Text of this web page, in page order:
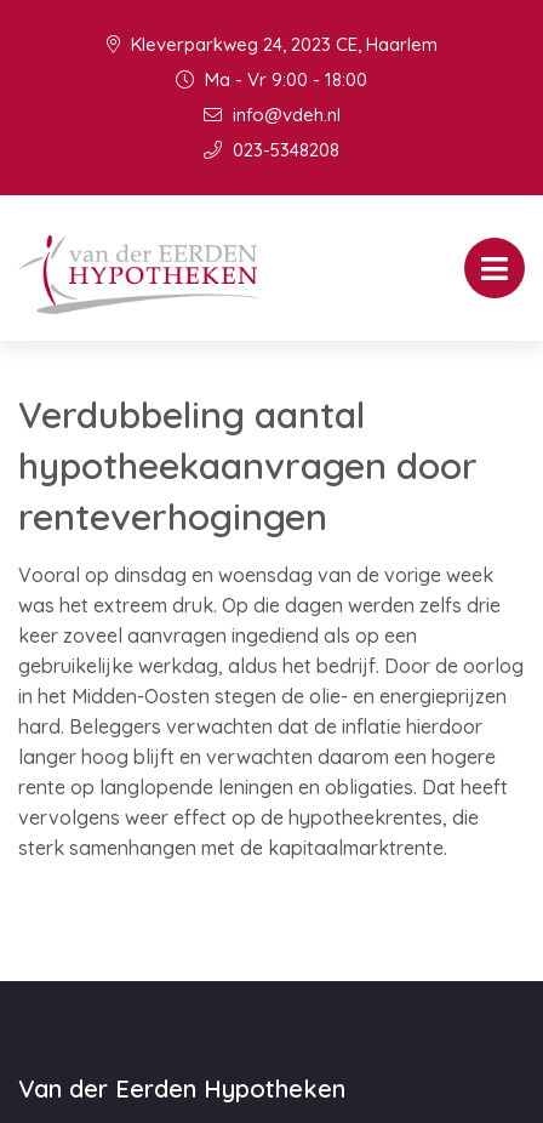
Kleverparkweg 24, 2023 CE, Haarlem
Ma - Vr 9:00 - 18:00
info@vdeh.nl
023-5348208
Verdubbeling aantal
hypotheekaanvragen door
renteverhogingen
Vooral op dinsdag en woensdag van de vorige week
was het extreem druk. Op die dagen werden zelfs drie
keer zoveel aanvragen ingediend als op een
gebruikelijke werkdag, aldus het bedrijf. Door de oorlog
in het Midden-Oosten stegen de olie- en energieprijzen
hard. Beleggers verwachten dat de inflatie hierdoor
langer hoog blijft en verwachten daarom een hogere
rente op langlopende leningen en obligaties. Dat heeft
vervolgens weer effect op de hypotheekrentes, die
sterk samenhangen met de kapitaalmarktrente.
Van der Eerden Hypotheken